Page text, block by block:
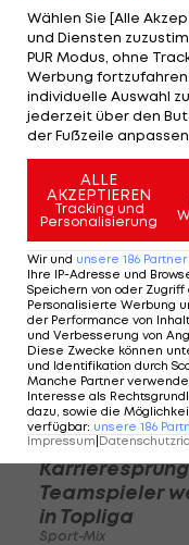
aus den USA
war, in Gang
mutmaßlicher
Scheinfirma
worden sein. Bei
Biedrins bis zu
Mehr zum
Teamspieler
in Topliga
Sport-Mix
Wählen Sie [Alle
und Diensten
PUR Modus, ohne
Werbung
individuelle Auswahl
jederzeit über den
der Fußzeile anpassen.
ALLE
AKZEPTIEREN
Tracking und
Personalisierung
Wir und unsere 186 Partner
Ihre IP-Adresse und
Speichern von oder
Personalisierte Werbung
der Performance von
und Verbesserung von
Diese Zwecke können
und Identifikation durch
Manche Partner
Interesse als
dazu, sowie die
verfügbar: unsere 186
Impressum